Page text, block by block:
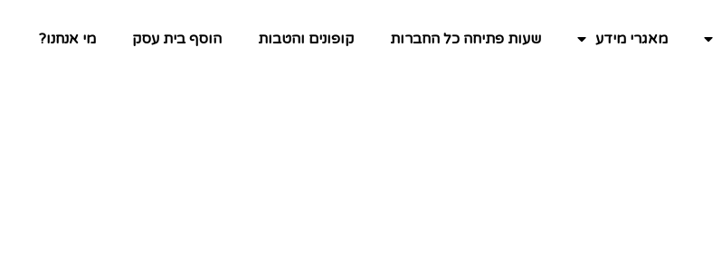
מאגרי מידע שעות פתיחה כל החברות קופונים והטבות הוסף בית עסק מי אנחנו?